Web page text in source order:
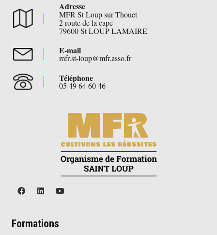
Adresse
MFR St Loup sur Thouet
2 route de la cape
79600 St LOUP LAMAIRE
E-mail
mfr.st-loup@mfr.asso.fr
Téléphone
05 49 64 60 46
Formations